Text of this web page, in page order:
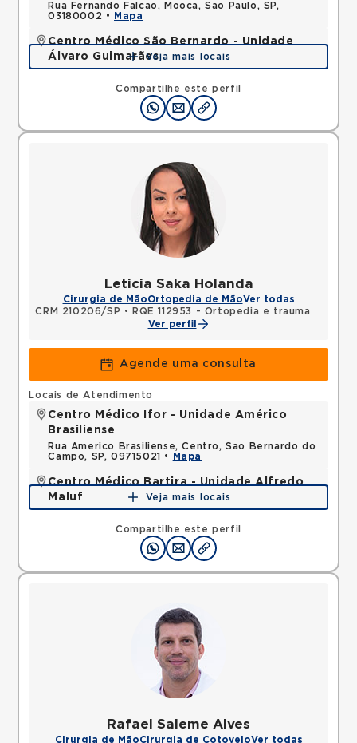
Compartilhe este perfil
Rua Fernando Falcao, Mooca, Sao Paulo, SP,
03180002 •
Mapa
Centro Médico São Bernardo - Unidade
Álvaro Guimarães
Avenida Alvaro Guimaraes, Assuncao, Sao Bernardo
do Campo, SP, 09810010 •
Mapa
Veja mais locais
Leticia Saka Holanda
Cirurgia de MãoOrtopedia de MãoVer todas
CRM 210206/SP • RQE 112953 - Ortopedia e traumatologia
Ver perfil
Agende uma consulta
Compartilhe este perfil
Locais de Atendimento
Centro Médico Ifor - Unidade Américo
Brasiliense
Rua Americo Brasiliense, Centro, Sao Bernardo do
Campo, SP, 09715021 •
Mapa
Centro Médico Bartira - Unidade Alfredo
Maluf
Avenida Alfredo Maluf, Jardim Santo Antonio,
Santo Andre, SP, 09240410 •
Mapa
Veja mais locais
Rafael Saleme Alves
Cirurgia de MãoCirurgia de CotoveloVer todas